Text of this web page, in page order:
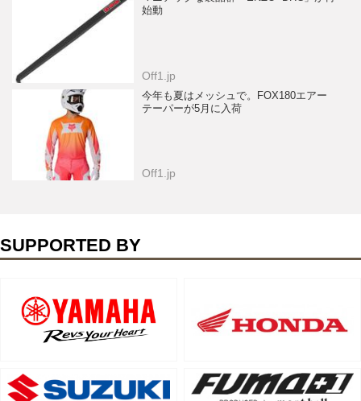
始動
Off1.jp
今年も夏はメッシュで。FOX180エアー
テーパーが5月に入荷
Off1.jp
SUPPORTED BY